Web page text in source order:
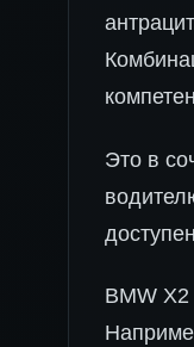
Это в
BMW